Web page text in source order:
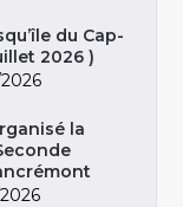
du Cap-
2026 )
la